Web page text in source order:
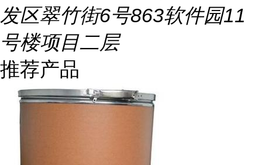
发区翠竹街6号863软件园11
号楼项目二层
推荐产品